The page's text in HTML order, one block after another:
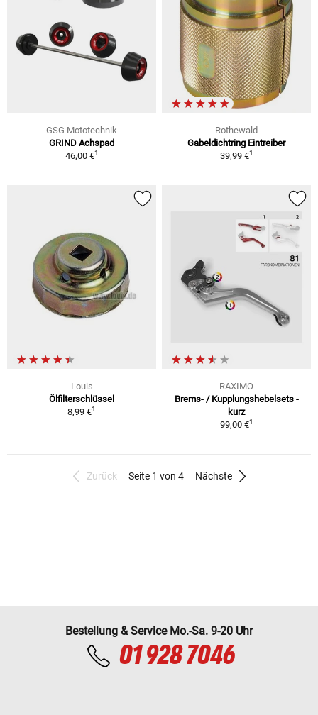
GSG Mototechnik
GRIND Achspad
46,00 €1
Rothewald
Gabeldichtring Eintreiber
39,99 €1
Louis
Ölfilterschlüssel
8,99 €1
RAXIMO
Brems- / Kupplungshebelsets -
kurz
99,00 €1
Zurück Seite 1 von 4 Nächste
Bestellung & Service Mo.-Sa. 9-20 Uhr
01 928 7046